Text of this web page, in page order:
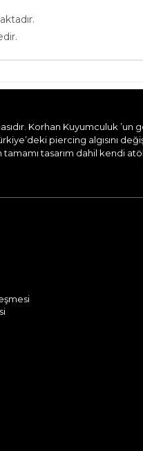
Korhan Kuyumculuk
piercing algısını
tasarım dahil kendi